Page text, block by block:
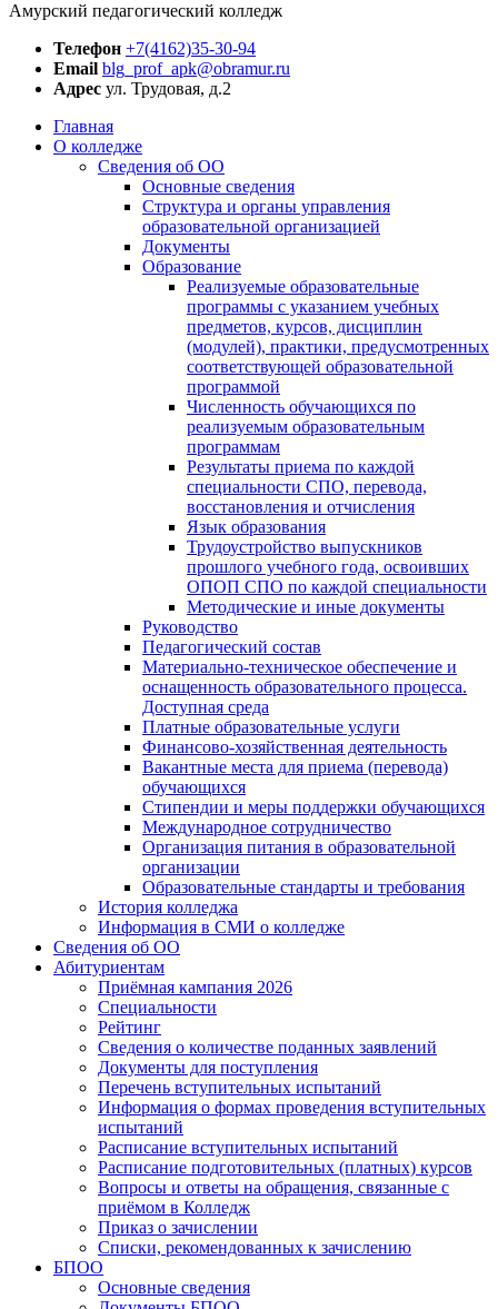
Амурский педагогический колледж
Телефон +7(4162)35-30-94
Email blg_prof_apk@obramur.ru
Адрес ул. Трудовая, д.2
Главная
О колледже
Сведения об ОО
Основные сведения
Структура и органы управления
образовательной организацией
Документы
Образование
Реализуемые образовательные
программы с указанием учебных
предметов, курсов, дисциплин
(модулей), практики, предусмотренных
соответствующей образовательной
программой
Численность обучающихся по
реализуемым образовательным
программам
Результаты приема по каждой
специальности СПО, перевода,
восстановления и отчисления
Язык образования
Трудоустройство выпускников
прошлого учебного года, освоивших
ОПОП СПО по каждой специальности
Методические и иные документы
Руководство
Педагогический состав
Материально-техническое обеспечение и
оснащенность образовательного процесса.
Доступная среда
Платные образовательные услуги
Финансово-хозяйственная деятельность
Вакантные места для приема (перевода)
обучающихся
Стипендии и меры поддержки обучающихся
Международное сотрудничество
Организация питания в образовательной
организации
Образовательные стандарты и требования
История колледжа
Информация в СМИ о колледже
Сведения об ОО
Абитуриентам
Приёмная кампания 2026
Специальности
Рейтинг
Сведения о количестве поданных заявлений
Документы для поступления
Перечень вступительных испытаний
Информация о формах проведения вступительных
испытаний
Расписание вступительных испытаний
Расписание подготовительных (платных) курсов
Вопросы и ответы на обращения, связанные с
приёмом в Колледж
Приказ о зачислении
Списки, рекомендованных к зачислению
БПОО
Основные сведения